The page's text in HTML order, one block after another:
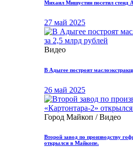
Михаил Мишустин посетил
27 май 2025
Видео
В Адыгее построят
26 май 2025
Город Майкоп / Видео
Второй завод по производству
открылся в Майкопе.